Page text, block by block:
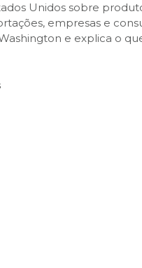
Unidos sobre
empresas e
e explica o